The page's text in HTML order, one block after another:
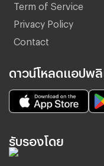
Term of Service
Privacy Policy
Contact
ดาวน์โหลดแอปพลิ
รับรองโดย